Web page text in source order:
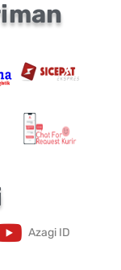
Azagi ID